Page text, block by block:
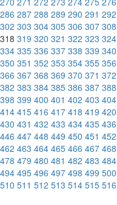
286 287 288 289 290 291 292
302 303 304 305 306 307 308
318 319 320 321 322 323 324
334 335 336 337 338 339 340
350 351 352 353 354 355 356
366 367 368 369 370 371 372
382 383 384 385 386 387 388
398 399 400 401 402 403 404
414 415 416 417 418 419 420
430 431 432 433 434 435 436
446 447 448 449 450 451 452
462 463 464 465 466 467 468
478 479 480 481 482 483 484
494 495 496 497 498 499 500
510 511 512 513 514 515 516